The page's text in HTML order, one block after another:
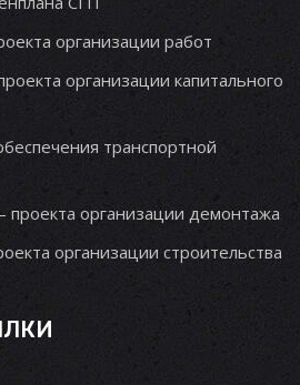
организации работ
организации капитального
транспортной
организации демонтажа
организации строительства